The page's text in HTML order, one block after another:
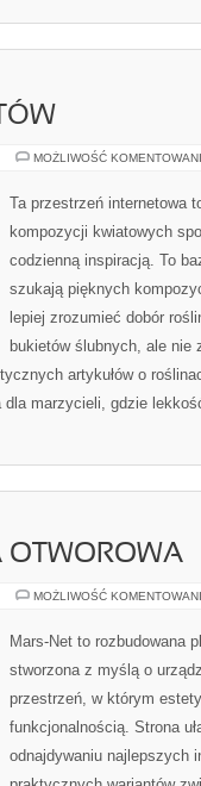
MOŻLIWOŚĆ
Ta przestrzeń internetowa
kompozycji kwiatowych
codzienną inspiracją. To
szukają pięknych
lepiej zrozumieć dobór
bukietów ślubnych, ale nie
artykułów o
marzycieli, gdzie
MOŻLIWOŚĆ
Mars-Net to rozbudowana
stworzona z myślą o
przestrzeń, w którym
funkcjonalnością. Strona
odnajdywaniu najlepszych